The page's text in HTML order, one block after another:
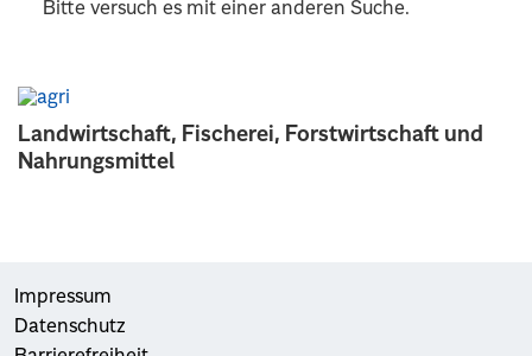
Landwirtschaft, Fischerei, Forstwirtschaft und
Nahrungsmittel
Bitte versuch es mit einer anderen Suche.
Impressum
Datenschutz